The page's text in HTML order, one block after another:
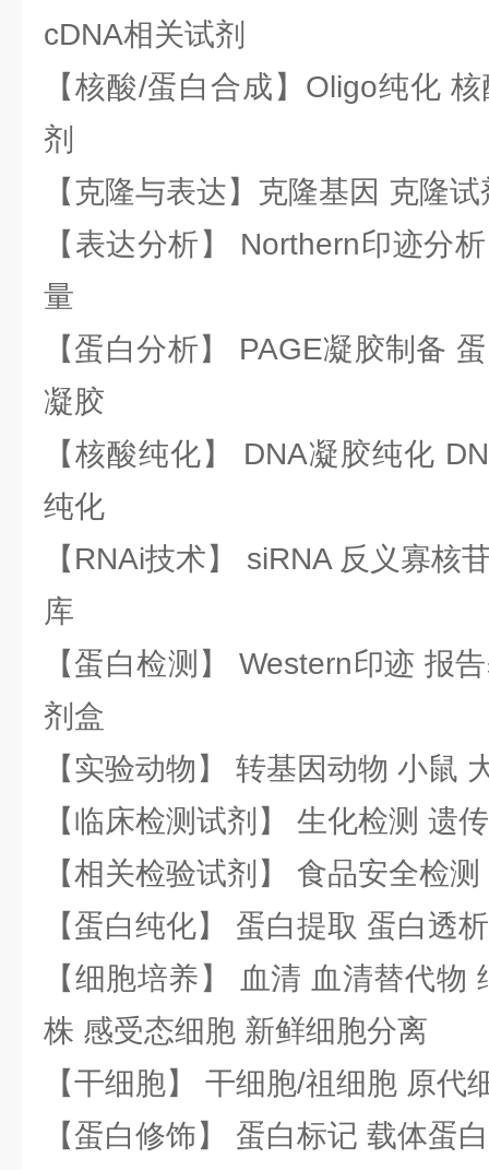
cDNA相关试剂
【核酸/蛋白合成】Oligo纯化
剂
【克隆与表达】克隆基因 克隆
【表达分析】 Northern印迹分
量
【蛋白分析】 PAGE凝胶制备
凝胶
【核酸纯化】 DNA凝胶纯化
纯化
【RNAi技术】 siRNA 反义寡核
库
【蛋白检测】 Western印迹 报
剂盒
【实验动物】 转基因动物 小鼠
【临床检测试剂】 生化检测 遗
【相关检验试剂】 食品安全检
【蛋白纯化】 蛋白提取 蛋白透
【细胞培养】 血清 血清替代物
株 感受态细胞 新鲜细胞分离
【干细胞】 干细胞/祖细胞 原代
【蛋白修饰】 蛋白标记 载体蛋